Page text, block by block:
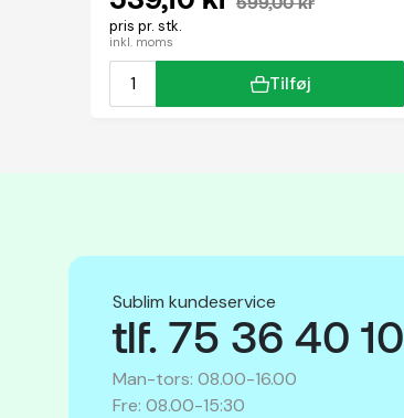
pris pr. stk.
inkl. moms
Tilføj
Sublim kundeservice
tlf. 75 36 40 10
Man-tors: 08.00-16.00
Fre: 08.00-15:30